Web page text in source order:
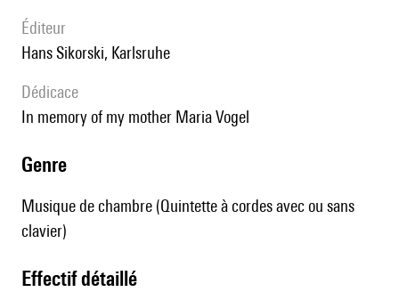
éditeur
Hans Sikorski, Karlsruhe
Dédicace
In memory of my mother Maria Vogel
genre
Musique de chambre (Quintette à cordes avec ou sans
clavier)
effectif détaillé